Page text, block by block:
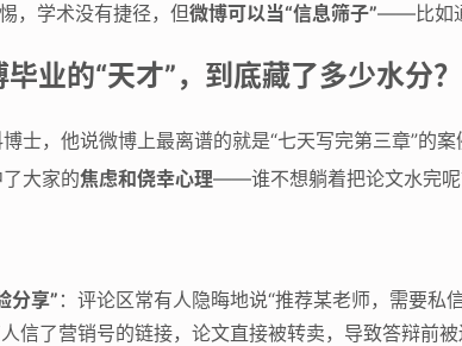
，学术没有捷径，但微博可以当“信息筛子”——比如
业的“天才”，到底藏了多少水分？
士，他说微博上最离谱的就是“七天写完第三章”的
大家的焦虑和侥幸心理——谁不想躺着把论文水完呢
分享” ：评论区常有人隐晦地说“推荐某老师，需要私
信了营销号的链接，论文直接被转卖，导致答辩前被